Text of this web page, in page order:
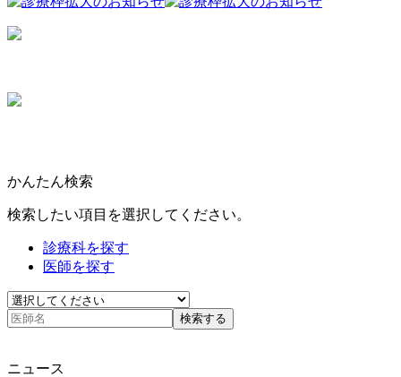
かんたん検索
検索したい項目を選択してください。
診療科を探す
医師を探す
検索する
ニュース